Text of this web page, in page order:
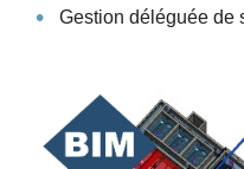
Gestion déléguée de